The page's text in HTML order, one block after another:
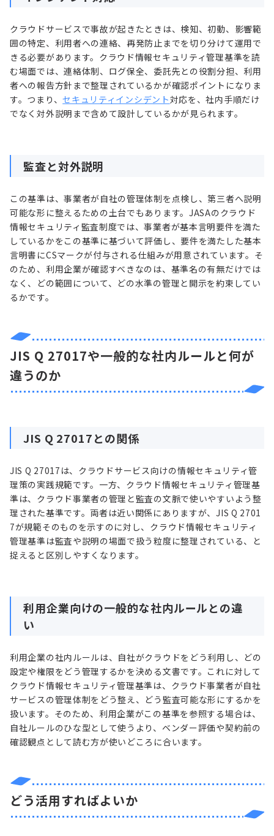
クラウドサービスで事故が起きたときは、検知、初動、影響範
囲の特定、利用者への連絡、再発防止までを切り分けて運用で
きる必要があります。クラウド情報セキュリティ管理基準を読
む場面では、連絡体制、ログ保全、委託先との役割分担、利用
者への報告方針まで整理されているかが確認ポイントになりま
す。つまり、セキュリティインシデント対応を、社内手順だけ
でなく対外説明まで含めて設計しているかが見られます。
監査と対外説明
この基準は、事業者が自社の管理体制を点検し、第三者へ説明
可能な形に整えるための土台でもあります。JASAのクラウド
情報セキュリティ監査制度では、事業者が基本言明要件を満た
しているかをこの基準に基づいて評価し、要件を満たした基本
言明書にCSマークが付与される仕組みが用意されています。そ
のため、利用企業が確認すべきなのは、基準名の有無だけでは
なく、どの範囲について、どの水準の管理と開示を約束してい
るかです。
JIS Q 27017や一般的な社内ルールと何が
違うのか
JIS Q 27017との関係
JIS Q 27017は、クラウドサービス向けの情報セキュリティ管
理策の実践規範です。一方、クラウド情報セキュリティ管理基
準は、クラウド事業者の管理と監査の文脈で使いやすいよう整
理された基準です。両者は近い関係にありますが、JIS Q 2701
7が規範そのものを示すのに対し、クラウド情報セキュリティ
管理基準は監査や説明の場面で扱う粒度に整理されている、と
捉えると区別しやすくなります。
利用企業向けの一般的な社内ルールとの違
い
利用企業の社内ルールは、自社がクラウドをどう利用し、どの
設定や権限をどう管理するかを決める文書です。これに対して
クラウド情報セキュリティ管理基準は、クラウド事業者が自社
サービスの管理体制をどう整え、どう監査可能な形にするかを
扱います。そのため、利用企業がこの基準を参照する場合は、
自社ルールのひな型として使うより、ベンダー評価や契約前の
確認観点として読む方が使いどころに合います。
どう活用すればよいか